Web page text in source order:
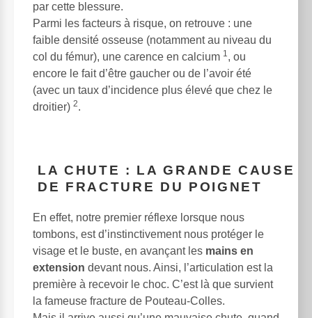
par cette blessure.
Parmi les facteurs à risque, on retrouve : une
faible densité osseuse (notamment au niveau du
col du fémur), une carence en calcium 1, ou
encore le fait d’être gaucher ou de l’avoir été
(avec un taux d’incidence plus élevé que chez le
droitier) 2.
LA CHUTE : LA GRANDE CAUSE
DE FRACTURE DU POIGNET
En effet, notre premier réflexe lorsque nous
tombons, est d’instinctivement nous protéger le
visage et le buste, en avançant les mains en
extension devant nous. Ainsi, l’articulation est la
première à recevoir le choc. C’est là que survient
la fameuse fracture de Pouteau-Colles.